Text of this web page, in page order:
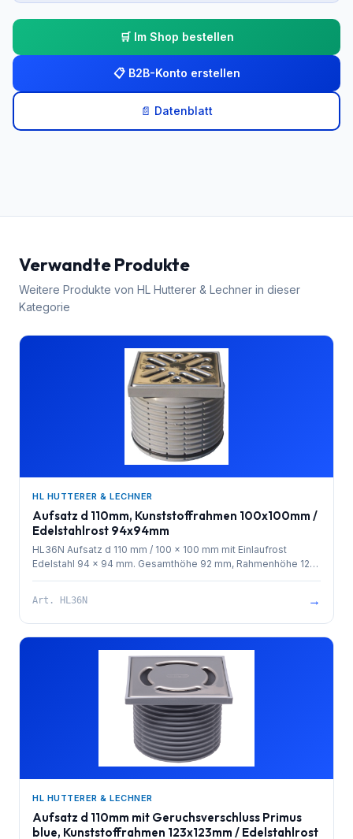
🛒 Im Shop bestellen
📋 B2B-Konto erstellen
📄 Datenblatt
Verwandte Produkte
Weitere Produkte von HL Hutterer & Lechner in dieser
Kategorie
HL HUTTERER & LECHNER
Aufsatz d 110mm, Kunststoffrahmen 100x100mm /
Edelstahlrost 94x94mm
HL36N Aufsatz d 110 mm / 100 x 100 mm mit Einlaufrost
Edelstahl 94 x 94 mm. Gesamthöhe 92 mm, Rahmenhöhe 12
mm
Art. HL36N →
HL HUTTERER & LECHNER
Aufsatz d 110mm mit Geruchsverschluss Primus
blue, Kunststoffrahmen 123x123mm / Edelstahlrost